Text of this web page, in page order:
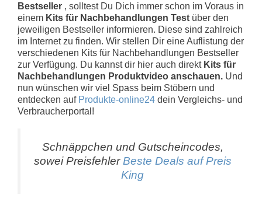
Bestseller , solltest Du Dich immer schon im Voraus in
einem Kits für Nachbehandlungen Test über den
jeweiligen Bestseller informieren. Diese sind zahlreich
im Internet zu finden. Wir stellen Dir eine Auflistung der
verschiedenen Kits für Nachbehandlungen Bestseller
zur Verfügung. Du kannst dir hier auch direkt Kits für
Nachbehandlungen Produktvideo anschauen. Und
nun wünschen wir viel Spass beim Stöbern und
entdecken auf Produkte-online24 dein Vergleichs- und
Verbraucherportal!
Schnäppchen und Gutscheincodes,
sowei Preisfehler Beste Deals auf Preis
King